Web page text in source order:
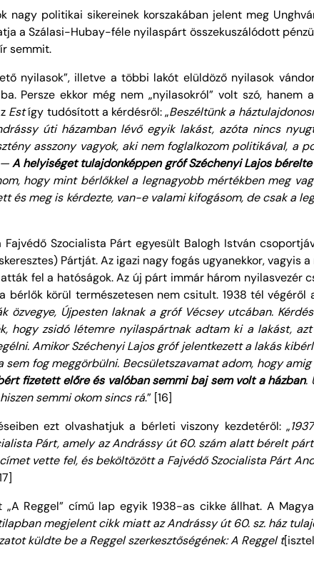
nagy politikai sikereinek korszakában jelent meg
a Szálasi-Hubay-féle nyilaspárt összekuszálódott
semmit.
nyilasok”, illetve a többi lakót elüldöző nyilasok
Persze ekkor még nem „nyilasokról” volt szó, hanem
Estígy tudósított a kérdésről: „Beszéltünk a
úti házamban lévő egyik lakást, azóta nincs
asszony vagyok, aki nem foglalkozom politikával, a
—A helyiséget tulajdonképpen gróf Széchenyi Lajos
hogy mint bérlőkkel a legnagyobb mértékben meg
és meg is kérdezte, van-e valami kifogásom, de csak a
Szocialista Párt egyesült Balogh István
Pártját. Az igazi nagy fogás ugyanekkor, vagyis
fel a hatóságok. Az új párt immár három nyilasvezér
bérlők körül természetesen nem csitult. 1938 tél végéről
özvegye, Újpesten laknak a gróf Vécsey utcában.
hogy zsidó létemre nyilaspártnak adtam ki a lakást,
Amikor Széchenyi Lajos gróf jelentkezett a lakás
sem fog meggörbülni. Becsületszavamat adom, hogy
fizetett előre és valóban semmi baj sem volt a házban.
semmi okom sincs rá.” [16]
ezt olvashatjuk a bérleti viszony kezdetéről: „
Párt, amely az Andrássy út 60. szám alatt bérelt
vette fel, és beköltözött a Fajvédő Szocialista Párt
Reggel” című lap egyik 1938-as cikke állhat. A
megjelent cikk miatt azAndrássy út 60. sz. ház
küldte be a Reggel szerkesztőségének: A Reggel t